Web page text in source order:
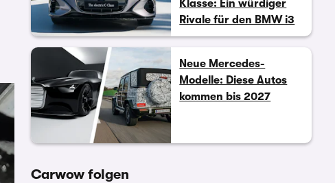
Klasse: Ein würdiger
Rivale für den BMW i3
Neue Mercedes-
Modelle: Diese Autos
kommen bis 2027
Carwow folgen